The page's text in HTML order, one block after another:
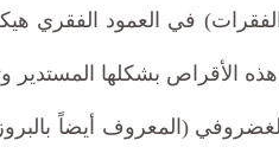
في العمود الفقري
هذه الأقراص بشكلها
(المعروف أيضاً